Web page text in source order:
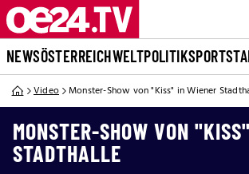
NEWSÖSTERREICHWELTPOLITIKSPORT
Video Monster-Show von "Kiss" in Wiener
MONSTER-SHOW VON
STADTHALLE